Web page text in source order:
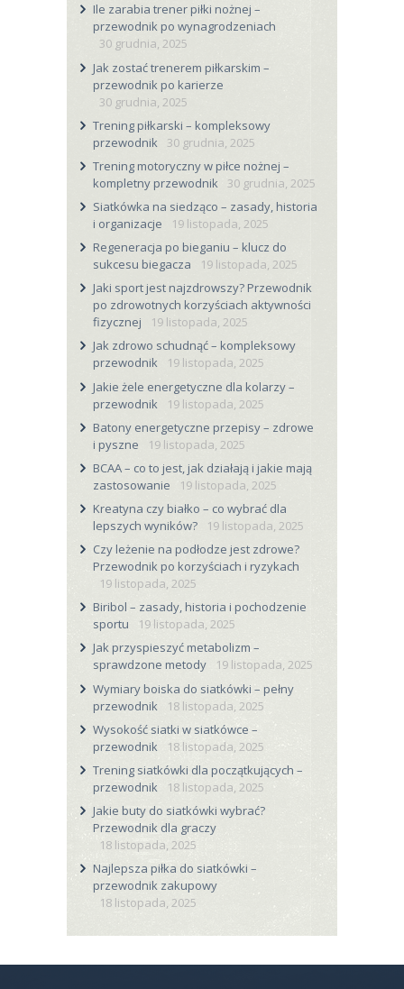
Ile zarabia trener piłki nożnej –
przewodnik po wynagrodzeniach
30 grudnia, 2025
Jak zostać trenerem piłkarskim –
przewodnik po karierze
30 grudnia, 2025
Trening piłkarski – kompleksowy
przewodnik
30 grudnia, 2025
Trening motoryczny w piłce nożnej –
kompletny przewodnik 30 grudnia, 2025
Siatkówka na siedząco – zasady, historia
i organizacje
19 listopada, 2025
Regeneracja po bieganiu – klucz do
sukcesu biegacza
19 listopada, 2025
Jaki sport jest najzdrowszy? Przewodnik
po zdrowotnych korzyściach aktywności
fizycznej
19 listopada, 2025
Jak zdrowo schudnąć – kompleksowy
przewodnik
19 listopada, 2025
Jakie żele energetyczne dla kolarzy –
przewodnik
19 listopada, 2025
Batony energetyczne przepisy – zdrowe
i pyszne
19 listopada, 2025
BCAA – co to jest, jak działają i jakie mają
zastosowanie
19 listopada, 2025
Kreatyna czy białko – co wybrać dla
lepszych wyników?
19 listopada, 2025
Czy leżenie na podłodze jest zdrowe?
Przewodnik po korzyściach i ryzykach
19 listopada, 2025
Biribol – zasady, historia i pochodzenie
sportu
19 listopada, 2025
Jak przyspieszyć metabolizm –
sprawdzone metody
19 listopada, 2025
Wymiary boiska do siatkówki – pełny
przewodnik
18 listopada, 2025
Wysokość siatki w siatkówce –
przewodnik
18 listopada, 2025
Trening siatkówki dla początkujących –
przewodnik
18 listopada, 2025
Jakie buty do siatkówki wybrać?
Przewodnik dla graczy
18 listopada, 2025
Najlepsza piłka do siatkówki –
przewodnik zakupowy
18 listopada, 2025